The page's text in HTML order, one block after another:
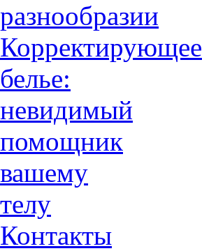
разнообразии
Корректирующее
белье:
невидимый
помощник
вашему
телу
Контакты